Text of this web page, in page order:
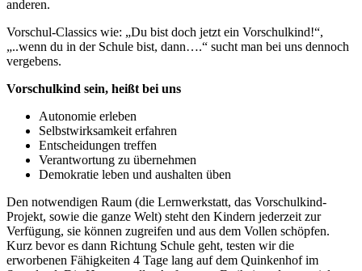
anderen.
Vorschul-Classics wie: „Du bist doch jetzt ein Vorschulkind!“,
„..wenn du in der Schule bist, dann….“ sucht man bei uns dennoch
vergebens.
Vorschulkind sein, heißt bei uns
Autonomie erleben
Selbstwirksamkeit erfahren
Entscheidungen treffen
Verantwortung zu übernehmen
Demokratie leben und aushalten üben
Den notwendigen Raum (die Lernwerkstatt, das Vorschulkind-
Projekt, sowie die ganze Welt) steht den Kindern jederzeit zur
Verfügung, sie können zugreifen und aus dem Vollen schöpfen.
Kurz bevor es dann Richtung Schule geht, testen wir die
erworbenen Fähigkeiten 4 Tage lang auf dem Quinkenhof im